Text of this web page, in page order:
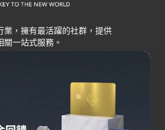
業，擁有最活躍的社群，提供
關一站式服務。
錢包
交易所
Bybit